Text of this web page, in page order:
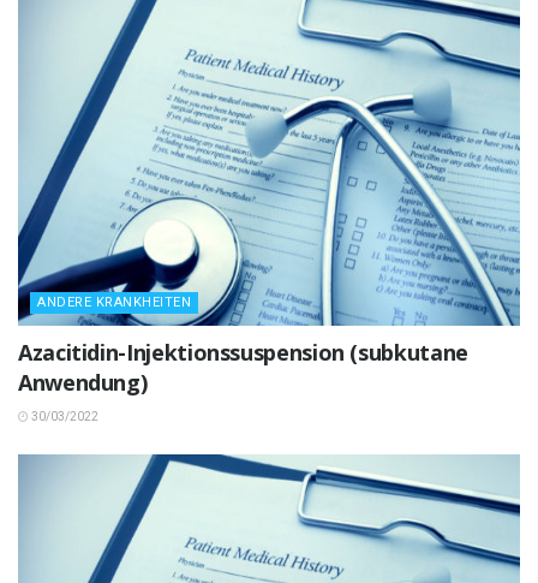
ANDERE KRANKHEITEN
Azacitidin-Injektionssuspension (subkutane
Anwendung)
30/03/2022